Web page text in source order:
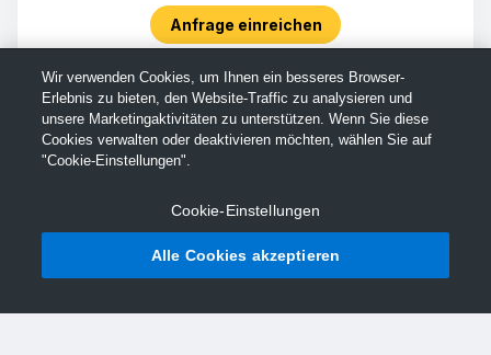
Anfrage einreichen
Wir verwenden Cookies, um Ihnen ein besseres Browser-
Erlebnis zu bieten, den Website-Traffic zu analysieren und
unsere Marketingaktivitäten zu unterstützen. Wenn Sie diese
Cookies verwalten oder deaktivieren möchten, wählen Sie auf
"Cookie-Einstellungen".
Cookie-Einstellungen
Alle Cookies akzeptieren